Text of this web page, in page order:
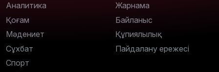
Аналитика
Қоғам
Мәдениет
Сұхбат
Спорт
Жарнама
Байланыс
Құпиялылық
Пайдалану ережесі